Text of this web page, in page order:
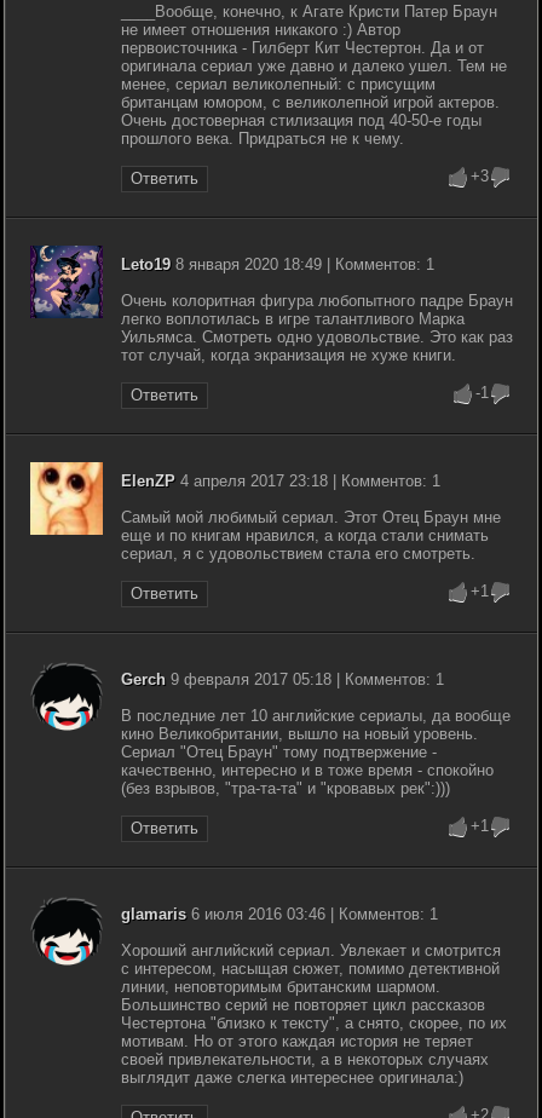
____Вообще, конечно, к Агате Кристи Патер Браун
не имеет отношения никакого :) Автор
первоисточника - Гилберт Кит Честертон. Да и от
оригинала сериал уже давно и далеко ушел. Тем не
менее, сериал великолепный: с присущим
британцам юмором, с великолепной игрой актеров.
Очень достоверная стилизация под 40-50-е годы
прошлого века. Придраться не к чему.
Ответить +3
Leto198 января 2020 18:49 | Комментов: 1
Очень колоритная фигура любопытного падре Браун
легко воплотилась в игре талантливого Марка
Уильямса. Смотреть одно удовольствие. Это как раз
тот случай, когда экранизация не хуже книги.
Ответить -1
ElenZP 4 апреля 2017 23:18 | Комментов: 1
Самый мой любимый сериал. Этот Отец Браун мне
еще и по книгам нравился, а когда стали снимать
сериал, я с удовольствием стала его смотреть.
Ответить +1
Gerch 9 февраля 2017 05:18 | Комментов: 1
В последние лет 10 английские сериалы, да вообще
кино Великобритании, вышло на новый уровень.
Сериал "Отец Браун" тому подтвержение -
качественно, интересно и в тоже время - спокойно
(без взрывов, "тра-та-та" и "кровавых рек":)))
Ответить +1
glamaris6 июля 2016 03:46 | Комментов: 1
Хороший английский сериал. Увлекает и смотрится
с интересом, насыщая сюжет, помимо детективной
линии, неповторимым британским шармом.
Большинство серий не повторяет цикл рассказов
Честертона "близко к тексту", а снято, скорее, по их
мотивам. Но от этого каждая история не теряет
своей привлекательности, а в некоторых случаях
выглядит даже слегка интереснее оригинала:)